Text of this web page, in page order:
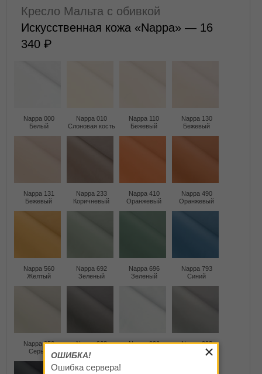
Кресло Мальта с обивкой
Искусственная кожа «Nappa» — 16
340
Nappa 000
Белый
Nappa 010
Слоновая кость
Nappa 110
Бежевый
Nappa 130
Бежевый
Nappa 131
Бежевый
Nappa 233
Коричневый
Nappa 410
Оранжевый
Nappa 490
Оранжевый
Nappa 560
Желтый
Nappa 692
Зеленый
Nappa 696
Зеленый
Nappa 793
Синий
Nappa 950
Серый
Nappa 968
Серый
Nappa 990
Nappa 993
Серый
ОШИБКА!
Ошибка сервера!